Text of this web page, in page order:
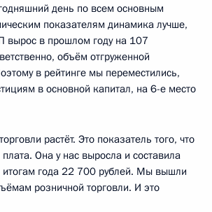
день по всем основным
показателям динамика лучше,
вырос в прошлом году на 107
объём отгруженной
в рейтинге мы переместились,
в основной капитал, на 6-е место
растёт. Это показатель того, что
плата. Она у нас выросла и составила
итогам года 22 700 рублей. Мы вышли
розничной торговли. И это